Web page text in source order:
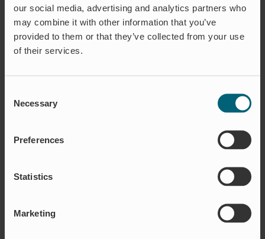
our social media, advertising and analytics partners who
may combine it with other information that you’ve
provided to them or that they’ve collected from your use
of their services.
Selection
Necessary
Preferences
Statistics
Marketing